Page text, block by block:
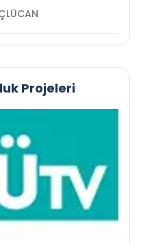
GÜÇLÜCAN
Projeleri